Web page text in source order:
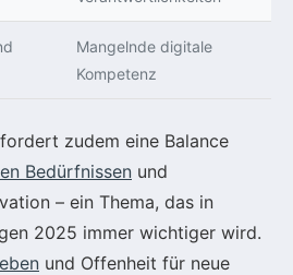
Mangelnde digitale
Kompetenz
zudem eine Balance
Bedürfnissen und
– ein Thema, das in
2025 immer wichtiger wird.
und Offenheit für neue